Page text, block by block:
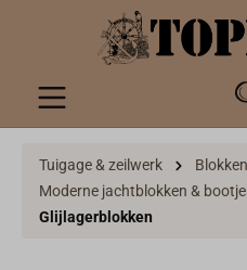
hoofdinhoud
Tuigage & zeilwerk
Moderne jachtblokken &
Glijlagerblokken